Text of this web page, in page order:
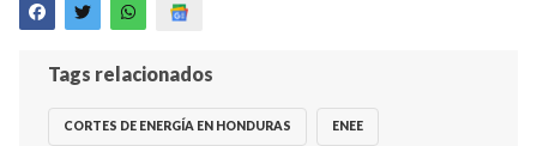
Tags relacionados
CORTES DE ENERGÍA EN HONDURAS ENEE